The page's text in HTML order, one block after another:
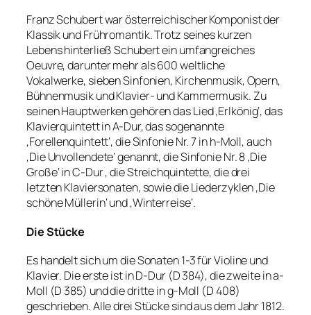
Franz Schubert war österreichischer Komponist der
Klassik und Frühromantik. Trotz seines kurzen
Lebens hinterließ Schubert ein umfangreiches
Oeuvre, darunter mehr als 600 weltliche
Vokalwerke, sieben Sinfonien, Kirchenmusik, Opern,
Bühnenmusik und Klavier- und Kammermusik. Zu
seinen Hauptwerken gehören das Lied ‚Erlkönig‘, das
Klavierquintett in A-Dur, das sogenannte
‚Forellenquintett‘, die Sinfonie Nr. 7 in h-Moll, auch
‚Die Unvollendete‘ genannt, die Sinfonie Nr. 8 ‚Die
Große‘ in C-Dur , die Streichquintette, die drei
letzten Klaviersonaten, sowie die Liederzyklen ‚Die
schöne Müllerin‘ und ‚Winterreise‘.
Die Stücke
Es handelt sich um die Sonaten 1-3 für Violine und
Klavier. Die erste ist in D-Dur (D 384), die zweite in a-
Moll (D 385) und die dritte in g-Moll (D 408)
geschrieben. Alle drei Stücke sind aus dem Jahr 1812.